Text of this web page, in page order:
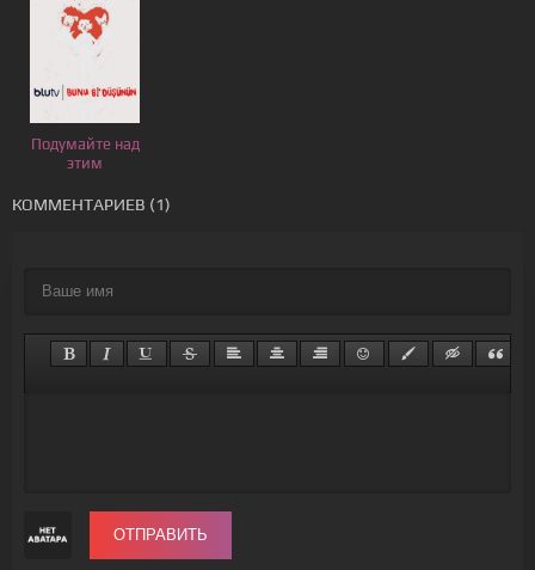
Подумайте над
этим
КОММЕНТАРИЕВ (1)
ОТПРАВИТЬ